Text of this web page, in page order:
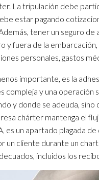
La tripulación debe
estar pagando
tener un seguro de
y fuera de la
personales, gastos
importante, es la
compleja y una operación
y donde se adeuda,
chárter mantenga el
es un apartado plagada
un cliente durante un
incluidos los